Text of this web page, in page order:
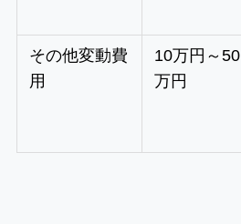
その他変動費
用
10万円～50
万円